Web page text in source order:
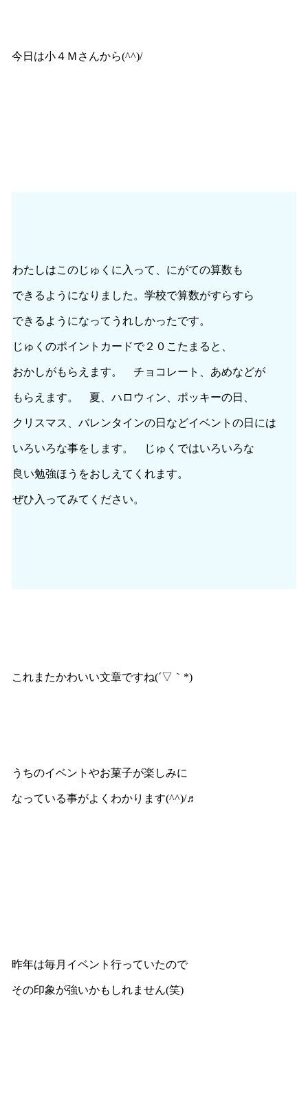
今日は小４Ｍさんから(^^)/
わたしはこのじゅくに入って、にがての算数も
できるようになりました。学校で算数がすらすら
できるようになってうれしかったです。
じゅくのポイントカードで２０こたまると、
おかしがもらえます。 チョコレート、あめなどが
もらえます。 夏、ハロウィン、ポッキーの日、
クリスマス、バレンタインの日などイベントの日には
いろいろな事をします。 じゅくではいろいろな
良い勉強ほうをおしえてくれます。
ぜひ入ってみてください。
これまたかわいい文章ですね(´▽｀*)
うちのイベントやお菓子が楽しみに
なっている事がよくわかります(^^)/♬
昨年は毎月イベント行っていたので
その印象が強いかもしれません(笑)